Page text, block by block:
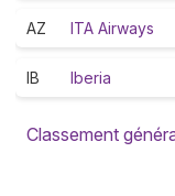
AZ ITA Airways
IB Iberia
Classement